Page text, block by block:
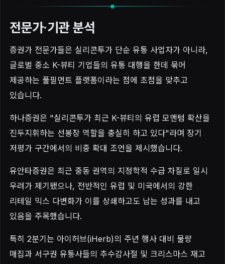
전문가·기관 분석
증권가 전문가들은 실리콘투가 단순 유통 사업자가 아니라,
글로벌 중소 K-뷰티 기업들의 유통 대행을 한데 묶어
제공하는 풀필먼트 플랫폼이라는 점에 초점을 맞추고
있습니다.
하나증권은 "실리콘투가 최근 K-뷰티의 유럽 모멘텀 확산을
진두지휘하는 선봉장 역할을 충실히 하고 있다"라며 장기
저평가 구간에서의 비중 확대 조언을 제시했습니다.
유안타증권은 최근 중동 권역의 지정학적 수급 차질로 일시
우려가 제기됐으나, 전반적인 유럽 및 미국에서의 강한
리테일 믹스 다변화가 이를 상쇄하고도 남는 성과를 내고
있음을 주목했습니다.
특히 2분기는 아이허브(iHerb)의 주년 행사 대비 물량
매집과 서구권 유통사들의 추수감사절 및 크리스마스 재고